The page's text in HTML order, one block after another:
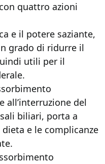
quattro azioni
e il potere saziante,
grado di ridurre il
utili per il
all’interruzione del
biliari, porta a
e le complicanze